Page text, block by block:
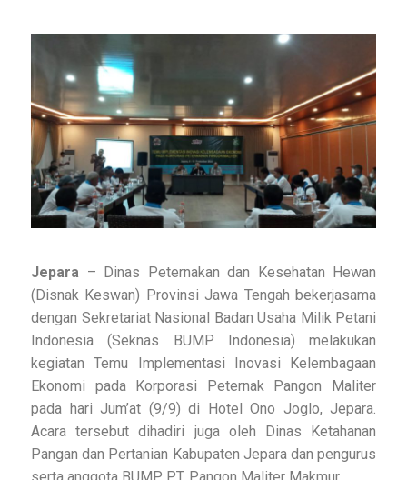
Jepara – Dinas Peternakan dan Kesehatan Hewan
(Disnak Keswan) Provinsi Jawa Tengah bekerjasama
dengan Sekretariat Nasional Badan Usaha Milik Petani
Indonesia (Seknas BUMP Indonesia) melakukan
kegiatan Temu Implementasi Inovasi Kelembagaan
Ekonomi pada Korporasi Peternak Pangon Maliter
pada hari Jum’at (9/9) di Hotel Ono Joglo, Jepara.
Acara tersebut dihadiri juga oleh Dinas Ketahanan
Pangan dan Pertanian Kabupaten Jepara dan pengurus